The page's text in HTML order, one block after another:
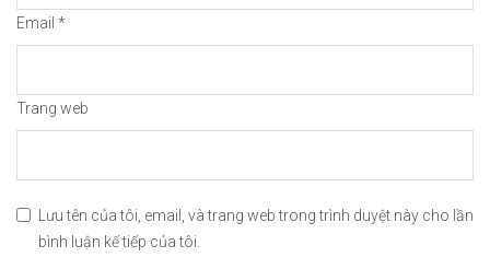
Email *
Trang web
Lưu tên của tôi, email, và trang web trong trình duyệt này cho lần
bình luận kế tiếp của tôi.